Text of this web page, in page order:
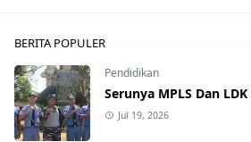
BERITA POPULER
Pendidikan
Serunya MPLS Dan
Jul 19, 2026